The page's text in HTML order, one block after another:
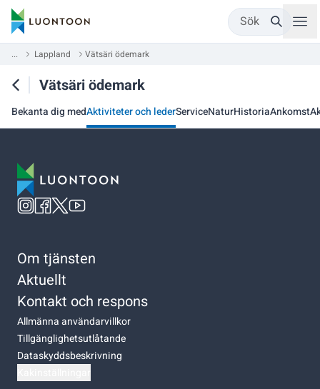
Sök
... Lappland Vätsäri ödemark
Vätsäri ödemark
Bekanta dig medAktiviteter och lederServiceNaturHistoriaAnkomst
Om tjänsten
Aktuellt
Kontakt och respons
Allmänna användarvillkor
Tillgänglighetsutlåtande
Dataskyddsbeskrivning